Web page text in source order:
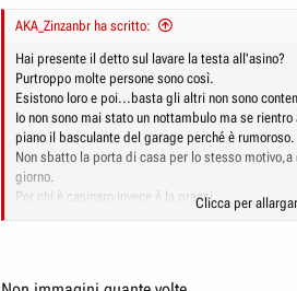
AKA_Zinzanbr ha scritto:
Hai presente il detto sul lavare la testa all'asino?
Purtroppo molte persone sono così.
Esistono loro e poi...basta gli altri non sono
Io non sono mai stato un nottambulo ma se
piano il basculante del garage perché è rumoroso.
Non sbatto la porta di casa per lo stesso
giorno.
Per chi è casinaro invece è la prassi.
Imho è un errore buttarla sul discorso del lasciar
Clicca per